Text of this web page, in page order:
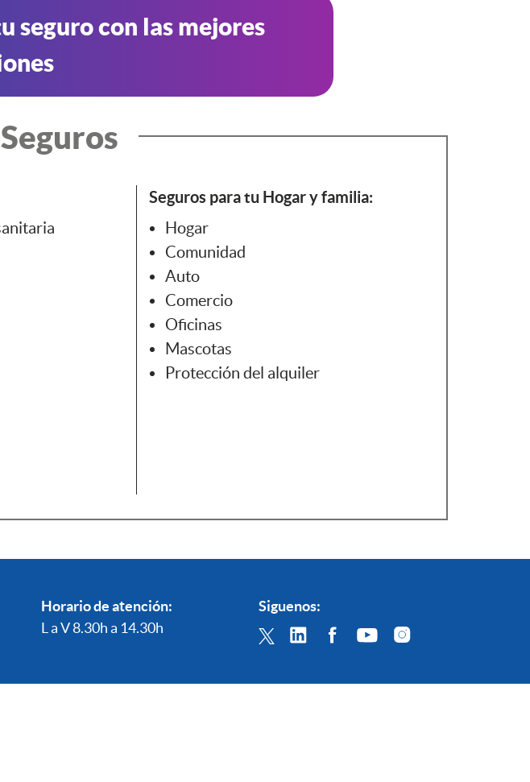
seguro con las mejores
Seguros para tu Hogar y familia:
Hogar
Comunidad
Auto
Comercio
Oficinas
Mascotas
Protección del alquiler
Horario de atención:
L a V 8.30h a 14.30h
Siguenos: